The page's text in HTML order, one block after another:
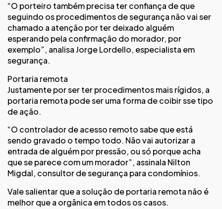
“O porteiro também precisa ter confiança de que
seguindo os procedimentos de segurança não vai ser
chamado a atenção por ter deixado alguém
esperando pela confirmação do morador, por
exemplo”, analisa Jorge Lordello, especialista em
segurança.
Portaria remota
Justamente por ser ter procedimentos mais rígidos, a
portaria remota pode ser uma forma de coibir sse tipo
de ação.
“O controlador de acesso remoto sabe que está
sendo gravado o tempo todo. Não vai autorizar a
entrada de alguém por pressão, ou só porque acha
que se parece com um morador”, assinala Nilton
Migdal, consultor de segurança para condomínios.
Vale salientar que a solução de portaria remota não é
melhor que a orgânica em todos os casos.